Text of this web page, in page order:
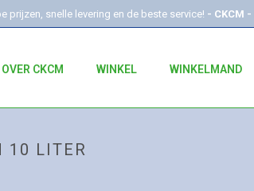
prijzen, snelle levering en de beste service! - CKCM -
OVER CKCM WINKEL WINKELMAND
10 LITER